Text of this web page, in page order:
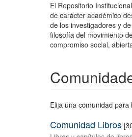
El Repositorio
de carácter académico
de los investigadores y
filosofía del movimiento
compromiso social,
Elija una comunidad
Comunidad Libros